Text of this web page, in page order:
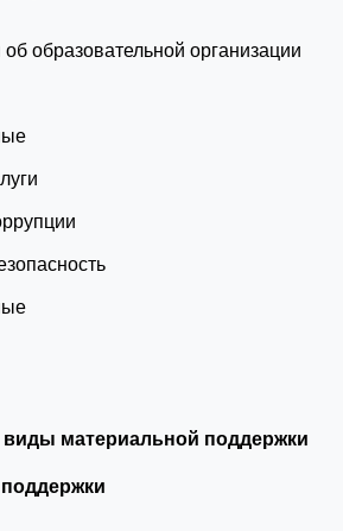
образовательной организации
материальной поддержки